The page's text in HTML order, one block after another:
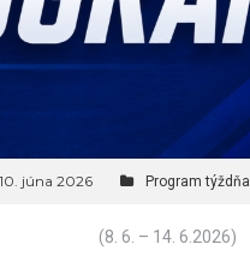
10. júna 2026 Program týždňa
(8. 6. – 14. 6.2026)